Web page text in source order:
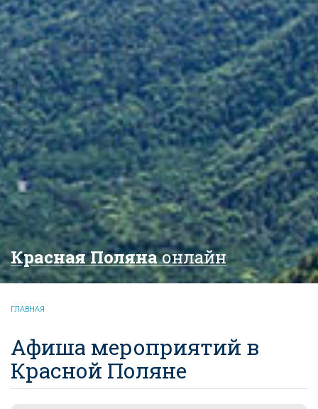
Красная Полянаонлайн
ГЛАВНАЯ
Афиша мероприятий в
Красной Поляне